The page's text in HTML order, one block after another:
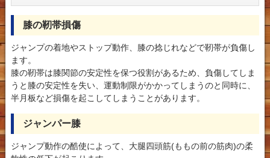
膝の靭帯損傷
ジャンプの着地やストップ動作、膝の捻じれなどで靭帯が負傷し
ます。
膝の靭帯は膝関節の安定性を保つ役割があるため、負傷してしま
うと膝の安定性を失い、運動制限がかかってしまうのと同時に、
半月板など損傷を起こしてしまうことがあります。
ジャンパー膝
ジャンプ動作の酷使によって、大腿四頭筋(ももの前の筋肉)の柔